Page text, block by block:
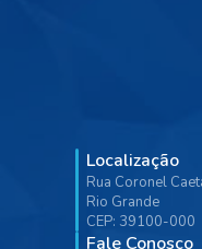
Localização
Rua Coronel
Rio Grande
CEP: 39100-000
Fale Conosco